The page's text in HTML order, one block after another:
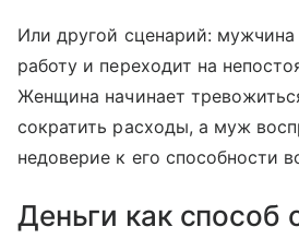
Или другой сценарий: мужчина
работу и переходит на
Женщина начинает
сократить расходы, а муж
недоверие к его способности
Деньги как способ